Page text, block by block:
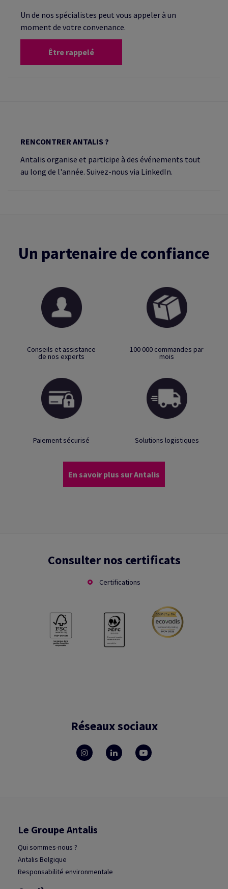
Un de nos spécialistes peut vous appeler à un
moment de votre convenance.
Être rappelé
RENCONTRER ANTALIS ?
Antalis organise et participe à des événements tout
au long de l'année. Suivez-nous via LinkedIn.
Un partenaire de confiance
Conseils et assistance
de nos experts
100 000 commandes par
mois
Paiement sécurisé Solutions logistiques
En savoir plus sur Antalis
Consulter nos certificats
Certifications
Réseaux sociaux
Le Groupe Antalis
Qui sommes-nous ?
Antalis Belgique
Responsabilité environmentale